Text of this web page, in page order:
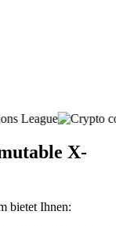
X-
bietet Ihnen: